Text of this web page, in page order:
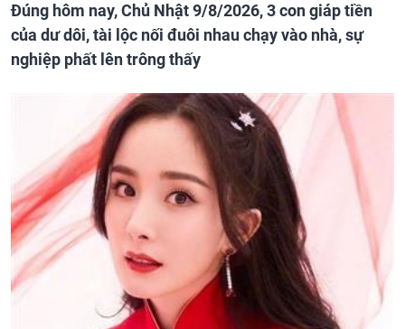
Đúng hôm nay, Chủ Nhật 9/8/2026, 3 con giáp tiền
của dư dôi, tài lộc nối đuôi nhau chạy vào nhà, sự
nghiệp phất lên trông thấy